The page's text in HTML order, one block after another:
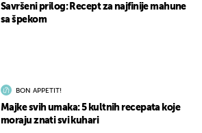
Savršeni prilog: Recept za najfinije mahune
sa špekom
BON APPETIT!
Majke svih umaka: 5 kultnih recepata koje
moraju znati svi kuhari